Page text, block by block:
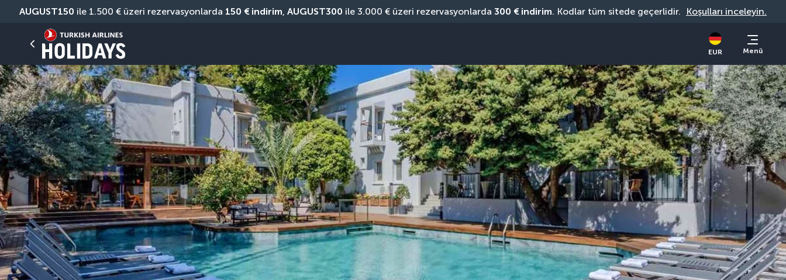
AUGUST150 ile 1.500 € üzeri rezervasyonlarda 150 € indirim, AUGUST300 ile 3.000 € üzeri rezervasyonlarda 300 € indirim. Kodlar tüm sitede geçerlidir. Koşulları inceleyin.
EUR Menü